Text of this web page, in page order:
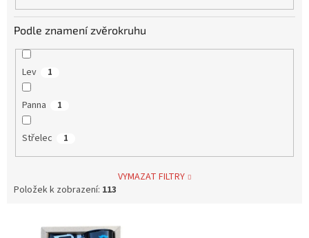
Podle znamení zvěrokruhu
Lev 1
Panna 1
Střelec 1
VYMAZAT FILTRY
Položek k zobrazení: 113